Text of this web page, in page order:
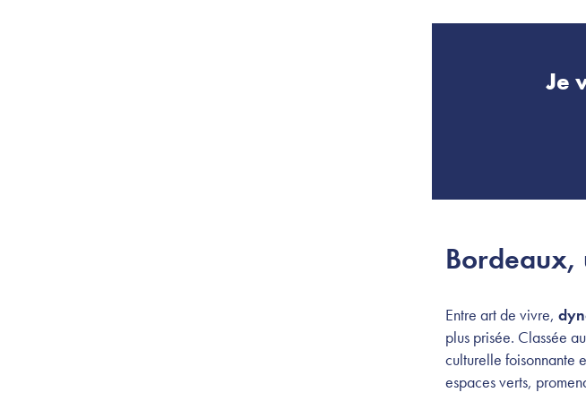
Je
Bordeaux,
Entre art de vivre,
plus prisée. Classée
culturelle foisonnante
espaces verts,